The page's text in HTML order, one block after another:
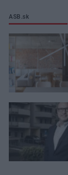
ASB.sk